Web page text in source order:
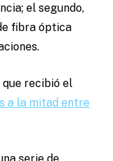
el segundo,
fibra óptica
que recibió el
a la mitad entre